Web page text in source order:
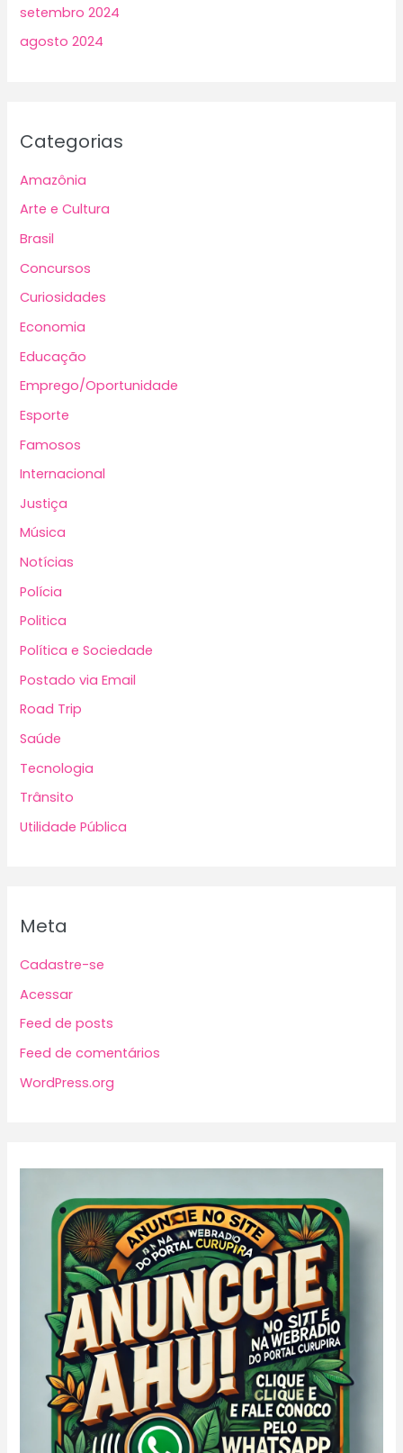
setembro 2024
agosto 2024
Categorias
Amazônia
Arte e Cultura
Brasil
Concursos
Curiosidades
Economia
Educação
Emprego/Oportunidade
Esporte
Famosos
Internacional
Justiça
Música
Notícias
Polícia
Politica
Política e Sociedade
Postado via Email
Road Trip
Saúde
Tecnologia
Trânsito
Utilidade Pública
Meta
Cadastre-se
Acessar
Feed de posts
Feed de comentários
WordPress.org